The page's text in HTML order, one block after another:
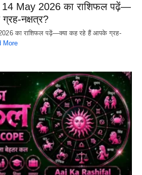
May 2026 का राशिफल पढ़ें—
नक्षत्र?
का राशिफल पढ़ें—क्या कह रहे हैं आपके ग्रह-
More